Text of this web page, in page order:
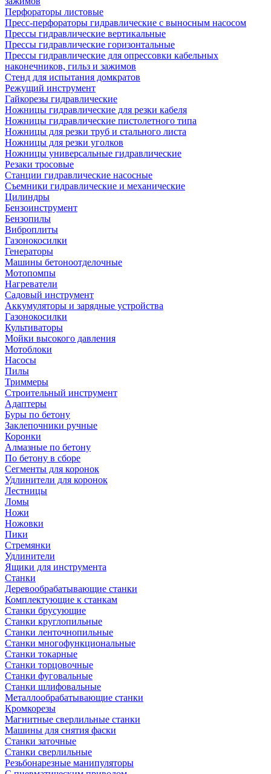
Перфораторы листовые
Пресс-перфораторы гидравлические с выносным насосом
Прессы гидравлические вертикальные
Прессы гидравлические горизонтальные
Прессы гидравлические для опрессовки кабельных
наконечников, гильз и зажимов
Стенд для испытания домкратов
Режущий инструмент
Гайкорезы гидравлические
Ножницы гидравлические для резки кабеля
Ножницы гидравлические пистолетного типа
Ножницы для резки труб и стального листа
Ножницы для резки уголков
Ножницы универсальные гидравлические
Резаки тросовые
Станции гидравлические насосные
Съемники гидравлические и механические
Цилиндры
Бензоинструмент
Бензопилы
Виброплиты
Газонокосилки
Генераторы
Машины бетоноотделочные
Мотопомпы
Нагреватели
Садовый инструмент
Аккумуляторы и зарядные устройства
Газонокосилки
Культиваторы
Мойки высокого давления
Мотоблоки
Насосы
Пилы
Триммеры
Строительный инструмент
Адаптеры
Буры по бетону
Заклепочники ручные
Коронки
Алмазные по бетону
По бетону в сборе
Сегменты для коронок
Удлинители для коронок
Лестницы
Ломы
Ножи
Ножовки
Пики
Стремянки
Удлинители
Ящики для инструмента
Станки
Деревообрабатывающие станки
Комплектующие к станкам
Станки брусующие
Станки круглопильные
Станки ленточнопильные
Станки многофункциональные
Станки токарные
Станки торцовочные
Станки фуговальные
Станки шлифовальные
Металлообрабатывающие станки
Кромкорезы
Магнитные сверлильные станки
Машины для снятия фаски
Станки заточные
Станки сверлильные
Резьбонарезные манипуляторы